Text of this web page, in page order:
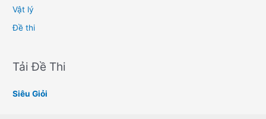
Vật lý
Đề thi
Tải Đề Thi
Siêu Giỏi